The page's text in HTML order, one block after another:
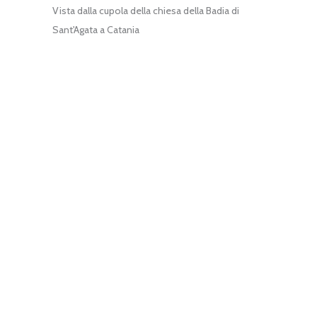
Vista dalla cupola della chiesa della Badia di
Sant'Agata a Catania